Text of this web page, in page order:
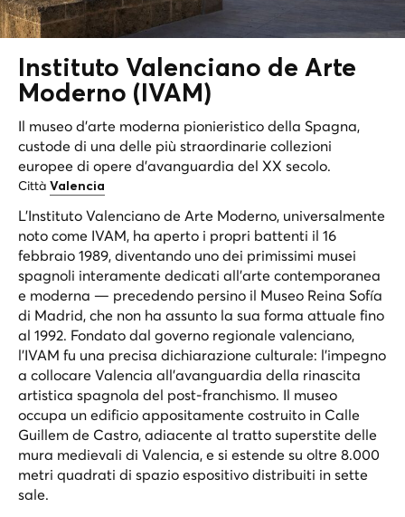
Instituto Valenciano de Arte
Moderno ( IVAM )
Il museo d'arte moderna pionieristico della Spagna,
custode di una delle più straordinarie collezioni
europee di opere d'avanguardia del XX secolo.
Città Valencia
L'Instituto Valenciano de Arte Moderno, universalmente
noto come IVAM, ha aperto i propri battenti il 16
febbraio 1989, diventando uno dei primissimi musei
spagnoli interamente dedicati all'arte contemporanea
e moderna — precedendo persino il Museo Reina Sofía
di Madrid, che non ha assunto la sua forma attuale fino
al 1992. Fondato dal governo regionale valenciano,
l'IVAM fu una precisa dichiarazione culturale: l'impegno
a collocare Valencia all'avanguardia della rinascita
artistica spagnola del post-franchismo. Il museo
occupa un edificio appositamente costruito in Calle
Guillem de Castro, adiacente al tratto superstite delle
mura medievali di Valencia, e si estende su oltre 8.000
metri quadrati di spazio espositivo distribuiti in sette
sale.